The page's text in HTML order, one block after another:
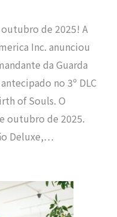
de 2025! A
Inc. anunciou
da Guarda
no 3º DLC
of Souls. O
outubro de 2025.
Deluxe,…